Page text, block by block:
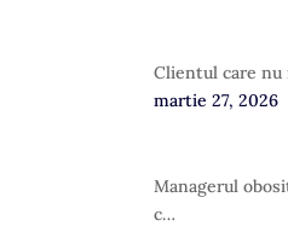
Clientul care nu
martie 27, 2026
Managerul
c…